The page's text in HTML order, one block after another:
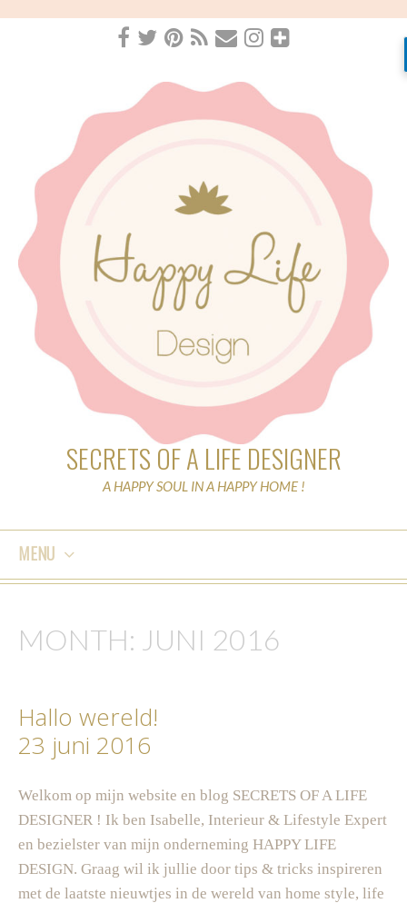
SECRETS OF A LIFE DESIGNER
A HAPPY SOUL IN A HAPPY HOME !
MENU
CONTENT
MONTH: JUNI 2016
Hallo wereld!
23 juni 2016
Welkom op mijn website en blog SECRETS OF A LIFE
DESIGNER ! Ik ben Isabelle, Interieur & Lifestyle Expert
en bezielster van mijn onderneming HAPPY LIFE
DESIGN. Graag wil ik jullie door tips & tricks inspireren
met de laatste nieuwtjes in de wereld van home style, life